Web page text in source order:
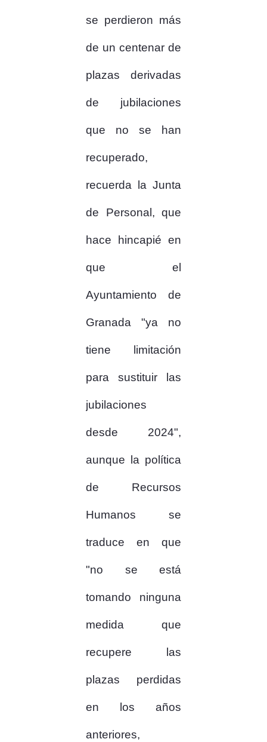
se perdieron más
de un centenar de
plazas derivadas
de jubilaciones
que no se han
recuperado,
recuerda la Junta
de Personal, que
hace hincapié en
que el
Ayuntamiento de
Granada "ya no
tiene limitación
para sustituir las
jubilaciones
desde 2024",
aunque la política
de Recursos
Humanos se
traduce en que
"no se está
tomando ninguna
medida que
recupere las
plazas perdidas
en los años
anteriores,